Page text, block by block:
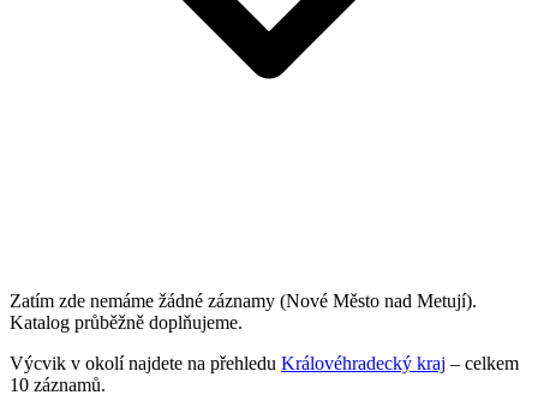
Zatím zde nemáme žádné záznamy (Nové Město nad Metují).
Katalog průběžně doplňujeme.
Výcvik v okolí najdete na přehledu Královéhradecký kraj – celkem
10 záznamů.